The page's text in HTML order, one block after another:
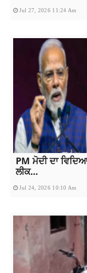
Jul 27, 2026 11:24 Am
PM ਮੋਦੀ ਦਾ
ਲੀਕ...
Jul 24, 2026 10:10 Am